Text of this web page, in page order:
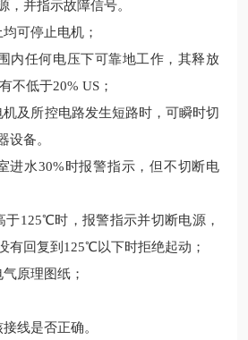
，并指示故障信号。
可停止电机；
内任何电压下可靠地工作，其释放
有不低于20% US ；
及所控电路发生短路时，可瞬时切
设备。
进水30% 时报警指示，但不切断电
于125℃时，报警指示并切断电源，
有回复到 125℃以下时拒绝起动；
原理图纸；
线是否正确。